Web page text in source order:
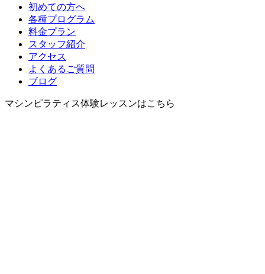
初めての方へ
各種プログラム
料金プラン
スタッフ紹介
アクセス
よくあるご質問
ブログ
マシンピラティス体験レッスンはこちら